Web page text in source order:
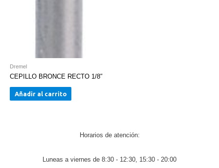
Dremel
CEPILLO BRONCE RECTO 1/8″
Añadir al carrito
Horarios de atención:
Luneas a viernes de 8:30 - 12:30, 15:30 - 20:00